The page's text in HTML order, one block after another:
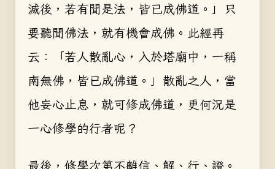
滅後，若有聞是法，皆已成佛道。」只
要聽聞佛法，就有機會成佛。此經再
云：「若人散亂心，入於塔廟中，一稱
南無佛，皆已成佛道。」散亂之人，當
他妄心止息，就可修成佛道，更何況是
一心修學的行者呢？
最後，修學次第不離信、解、行、證。